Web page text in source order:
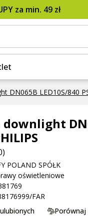
za min. 49 zł
DN065B LED10S/840
POLAND SPÓŁK
oświetleniowe
FAR
Porównaj